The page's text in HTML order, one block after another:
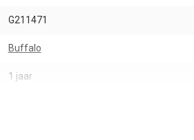
G211471
Buffalo
1 jaar